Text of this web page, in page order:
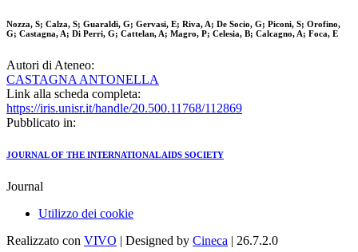
Nozza, S; Calza, S; Guaraldi, G; Gervasi, E; Riva, A; De Socio, G; Piconi, S; Orofino,
G; Castagna, A; Di Perri, G; Cattelan, A; Magro, P; Celesia, B; Calcagno, A; Foca, E
Autori di Ateneo:
CASTAGNA ANTONELLA
Link alla scheda completa:
https://iris.unisr.it/handle/20.500.11768/112869
Pubblicato in:
JOURNAL OF THE INTERNATIONAL AIDS SOCIETY
Journal
Utilizzo dei cookie
Realizzato con VIVO | Designed by Cineca | 26.7.2.0